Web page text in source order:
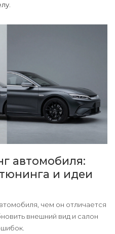
автомобиля:
и идеи
чем он отличается
внешний вид и салон